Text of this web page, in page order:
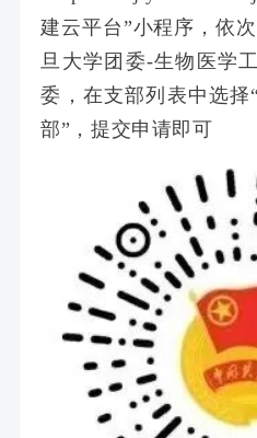
建云平台”小程序，依
旦大学团委-生物医学
委，在支部列表中选择
部”，提交申请即可